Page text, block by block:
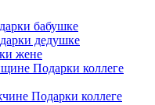
бабушке
дедушке
жене
Подарки коллеге
Подарки коллеге